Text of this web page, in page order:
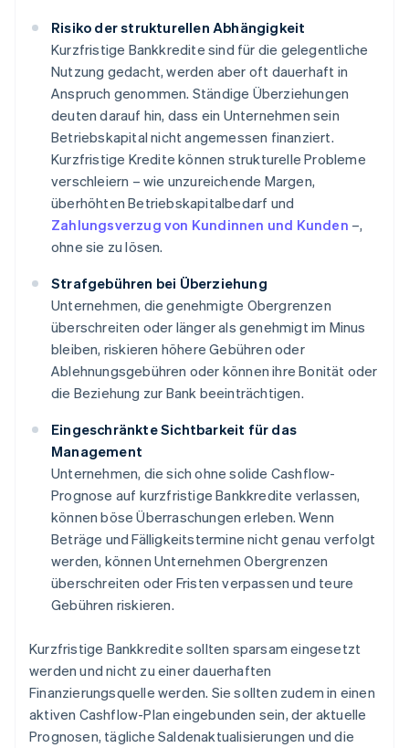
Risiko der strukturellen Abhängigkeit
Kurzfristige Bankkredite sind für die gelegentliche
Nutzung gedacht, werden aber oft dauerhaft in
Anspruch genommen. Ständige Überziehungen
deuten darauf hin, dass ein Unternehmen sein
Betriebskapital nicht angemessen finanziert.
Kurzfristige Kredite können strukturelle Probleme
verschleiern – wie unzureichende Margen,
überhöhten Betriebskapitalbedarf und
Zahlungsverzug von Kundinnen und Kunden –,
ohne sie zu lösen.
Strafgebühren bei Überziehung
Unternehmen, die genehmigte Obergrenzen
überschreiten oder länger als genehmigt im Minus
bleiben, riskieren höhere Gebühren oder
Ablehnungsgebühren oder können ihre Bonität oder
die Beziehung zur Bank beeinträchtigen.
Eingeschränkte Sichtbarkeit für das
Management
Unternehmen, die sich ohne solide Cashflow-
Prognose auf kurzfristige Bankkredite verlassen,
können böse Überraschungen erleben. Wenn
Beträge und Fälligkeitstermine nicht genau verfolgt
werden, können Unternehmen Obergrenzen
überschreiten oder Fristen verpassen und teure
Gebühren riskieren.
Kurzfristige Bankkredite sollten sparsam eingesetzt
werden und nicht zu einer dauerhaften
Finanzierungsquelle werden. Sie sollten zudem in einen
aktiven Cashflow-Plan eingebunden sein, der aktuelle
Prognosen, tägliche Saldenaktualisierungen und die